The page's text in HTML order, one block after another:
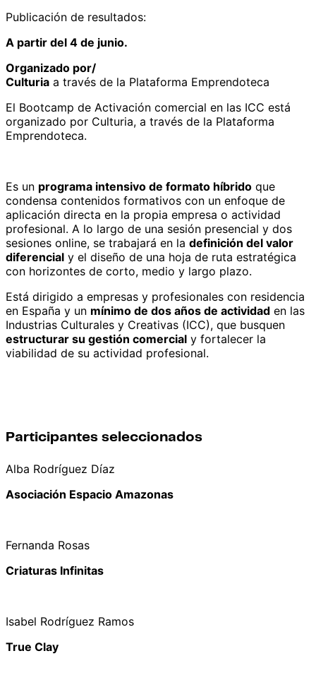
Publicación de resultados:
A partir del 4 de junio.
Organizado por/
Culturia a través de la Plataforma Emprendoteca
El Bootcamp de Activación comercial en las ICC está
organizado por Culturia, a través de la Plataforma
Emprendoteca.
Es un programa intensivo de formato híbrido que
condensa contenidos formativos con un enfoque de
aplicación directa en la propia empresa o actividad
profesional. A lo largo de una sesión presencial y dos
sesiones online, se trabajará en la definición del valor
diferencial y el diseño de una hoja de ruta estratégica
con horizontes de corto, medio y largo plazo.
Está dirigido a empresas y profesionales con residencia
en España y un mínimo de dos años de actividad en las
Industrias Culturales y Creativas (ICC), que busquen
estructurar su gestión comercial y fortalecer la
viabilidad de su actividad profesional.
Participantes seleccionados
Alba Rodríguez Díaz
Asociación Espacio Amazonas
Fernanda Rosas
Criaturas Infinitas
Isabel Rodríguez Ramos
True Clay